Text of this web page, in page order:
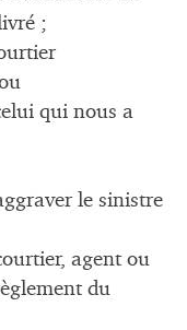
;
qui nous a
le sinistre
agent ou
du